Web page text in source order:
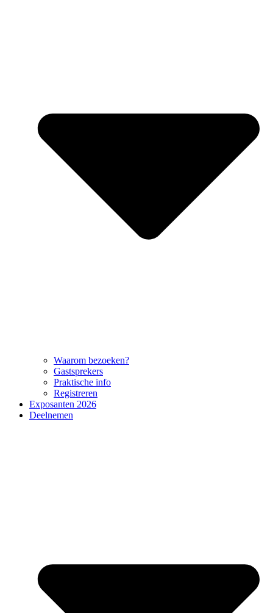
Waarom bezoeken?
Gastsprekers
Praktische info
Registreren
Exposanten 2026
Deelnemen